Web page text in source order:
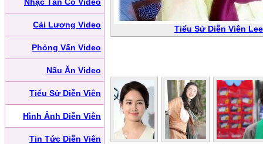
Cải Lương Video
Phỏng Vấn Video
Nấu Ăn Video
Tiểu Sử Diễn Viên
Hình Ảnh Diễn Viên
Tin Tức Diễn Viên
Tiểu Sử Diễn Viên